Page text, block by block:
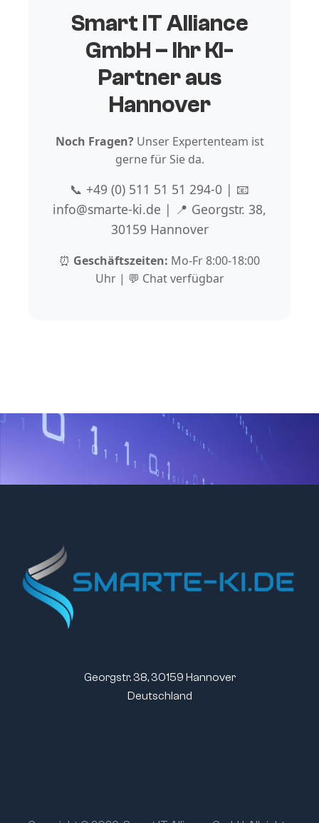
Smart IT Alliance
GmbH – Ihr KI-
Partner aus
Hannover
Noch Fragen?Unser Expertenteam ist
gerne für Sie da.
📞 +49 (0) 511 51 51 294-0 | 📧
info@smarte-ki.de | 📍 Georgstr. 38,
30159 Hannover
⏰ Geschäftszeiten: Mo-Fr 8:00-18:00
Uhr | 💬 Chat verfügbar
Georgstr. 38, 30159 Hannover
Deutschland